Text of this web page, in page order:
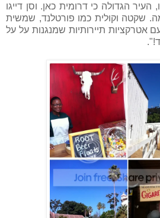
העיר הגדולה כי דרומית כאן. וסן דייגו
שקטה וקולית כמו פורטלנד, שמשית
אטרקציות תיירותיות שמנגנות על על